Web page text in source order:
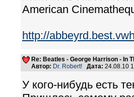
American
http://
Re: Beatles - George Harrison - In
Автор: Dr. Robert! Дата: 24.08.10
У кого-нибудь есть